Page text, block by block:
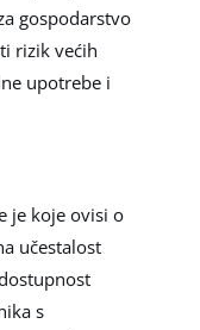
gospodarstvo
rizik većih
upotrebe i
je koje ovisi o
učestalost
s